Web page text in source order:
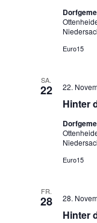
Euro15
SA.
22
Hinter
22.
Euro15
FR.
28
Hinter
28.